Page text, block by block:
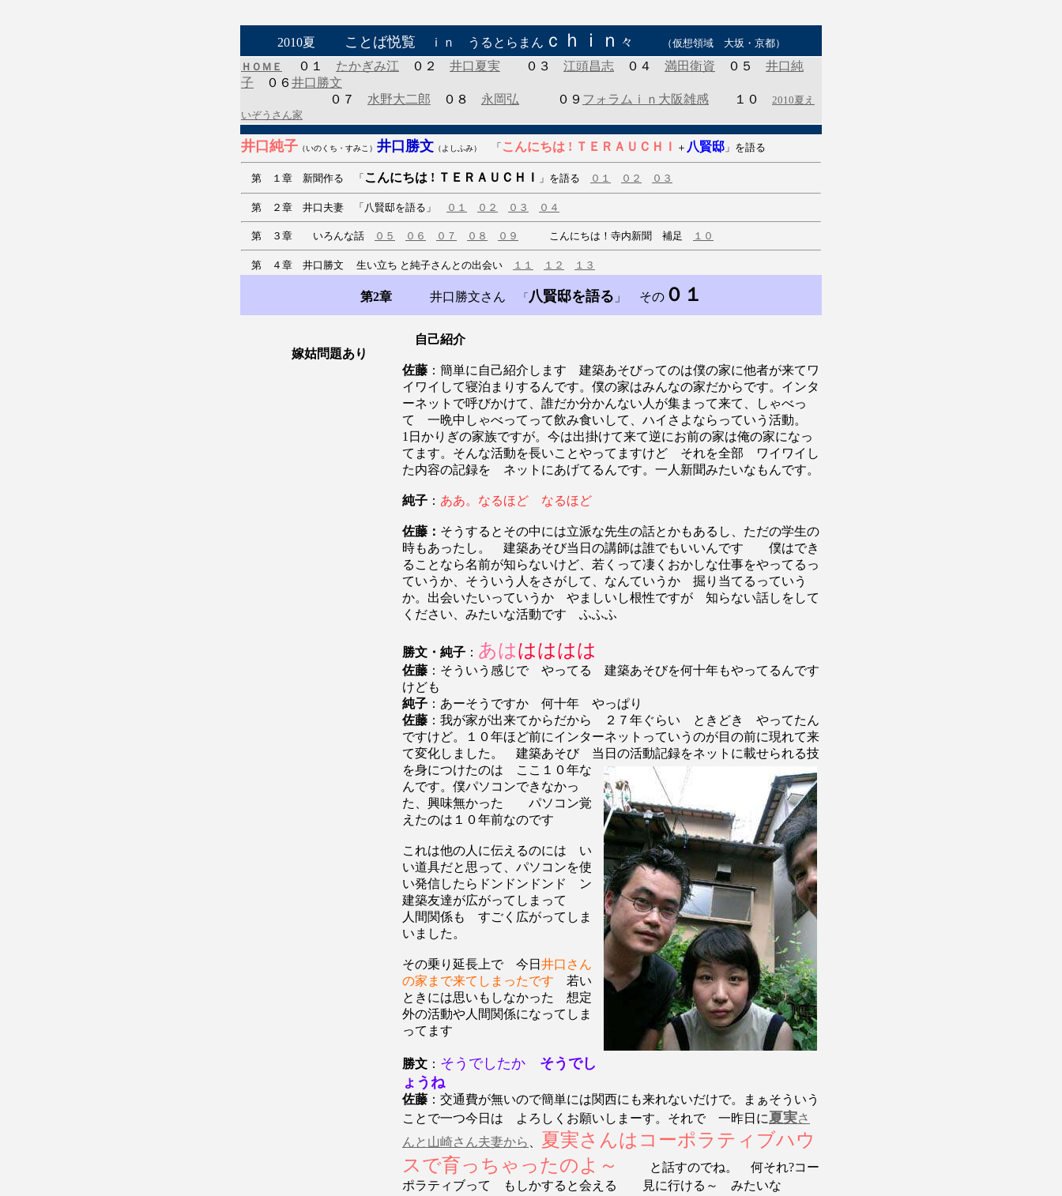
2010夏 ことば悦覧 ｉｎ うるとらまん ｃｈｉｎ 々
（仮想領域 大坂・京都）
ＨＯＭＥ
０１ たかぎみ江 ０２ 井口夏実 ０３ 江頭昌志 ０４ 満田衛資 ０５ 井口純
子 ０６ 井口勝文
０７ 水野大二郎 ０８ 永岡弘 ０９ フォラムｉｎ大阪雑感 １０ 2010夏え
いぞうさん家
井口純子 （いのくち・すみこ） 井口勝文 （よしふみ） 「 こんにちは ! ＴＥＲＡＵＣＨＩ ＋ 八賢邸 」を語る
第 １章 新聞作る 「 こんにちは ! ＴＥＲＡＵＣＨＩ 」を語る ０１ ０２ ０３
第 ２章 井口夫妻 「八賢邸を語る」 ０１ ０２ ０３ ０４
第 ３章 いろんな話 ０５ ０６ ０７ ０８ ０９ こんにちは！寺内新聞 補足 １０
第 ４章 井口勝文 生い立ち と純子さんとの出会い １１ １２ １３
第2章井口勝文さん 「 八賢邸を語る 」 その０１
嫁姑問題あり
自己紹介
佐藤 ：簡単に自己紹介します 建築あそびってのは僕の家に他者が来てワ
イワイして寝泊まりするんです。僕の家はみんなの家だからです。インタ
ーネットで呼びかけて、誰だか分かんない人が集まって来て、しゃべっ
て 一晩中しゃべってって飲み食いして、ハイさよならっていう活動。
1日かりぎの家族ですが。今は出掛けて来て逆にお前の家は俺の家になっ
てます。そんな活動を長いことやってますけど それを全部 ワイワイし
た内容の記録を ネットにあげてるんです。一人新聞みたいなもんです。
純子 ： ああ。なるほど なるほど
佐藤： そうするとその中には立派な先生の話とかもあるし、ただの学生の
時もあったし。 建築あそび当日の講師は誰でもいいんです 僕はでき
ることなら名前が知らないけど、若くって凄くおかしな仕事をやってるっ
ていうか、そういう人をさがして、なんていうか 掘り当てるっていう
か。出会いたいっていうか やましいし根性ですが 知らない話しをして
ください、みたいな活動です ふふふ
勝文・純子 ： あははははは
佐藤 ：そういう感じで やってる 建築あそびを何十年もやってるんです
けども
純子 ：あーそうですか 何十年 やっぱり
佐藤 ：我が家が出来てからだから ２７年ぐらい ときどき やってたん
ですけど。１０年ほど前にインターネットっていうのが目の前に現れて来
て変化しました。 建築あそび 当日の活動記録をネットに載せられる技
を身につけたのは
ここ１０年な
んです。僕パソコンできなかっ
た、興味無かった パソコン覚
えたのは１０年前なのです
これは他の人に伝えるのには い
い道具だと思って、パソコンを使
い発信したらドンドンドンド ン
建築友達が広がってしまって
人間関係も すごく広がってしま
いました。
その乗り延長上で 今日 井口さん
の家まで来てしまったです 若い
ときには思いもしなかった 想定
外の活動や人間関係になってしま
ってます
勝文 ： そうでしたか そうでし
ょうね
佐藤 ：交通費が無いので簡単には関西にも来れないだけで。まぁそういう
ことで一つ今日は よろしくお願いしまーす。それで 一昨日に夏実さ
んと山崎さん夫妻から
夏実さんはコーポラティブハウ
スで育っちゃったのよ～
と話すのでね。 何それ?コー
ポラティブって もしかすると会える 見に行ける～ みたいな